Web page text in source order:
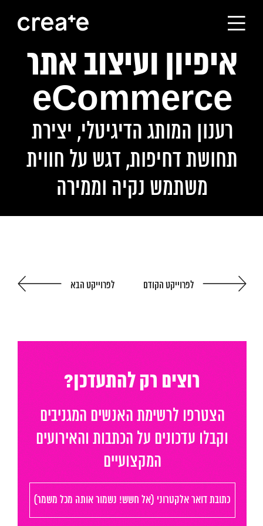
ראשי
הסטודיו
מסלולי הלימוד
הבוגרים
עלינו
המגזין
יצירת קשר
English
איפיון ועיצוב אתר
eCommerce
רענון המותג הדיגיטלי, יצירת
תחושת דחיפות, דגש על חווית
משתמש נקיה וממירה
לפרוייקט הקודם לפרוייקט הבא
רוצים רק להתעדכן?
הצטרפו לרשימת האנשים המגניבים
וקבלו עדכונים על הכתבות והאירועים
המקצועיים